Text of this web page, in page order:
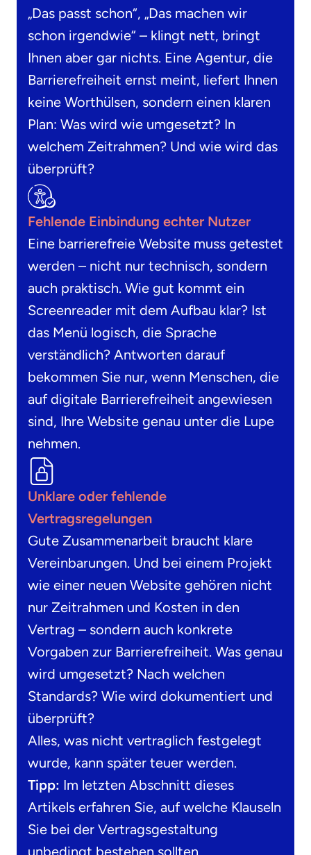
„Das passt schon“, „Das machen wir
schon irgendwie“ – klingt nett, bringt
Ihnen aber gar nichts. Eine Agentur, die
Barrierefreiheit ernst meint, liefert Ihnen
keine Worthülsen, sondern einen klaren
Plan: Was wird wie umgesetzt? In
welchem Zeitrahmen? Und wie wird das
überprüft?
Fehlende Einbindung echter Nutzer
Eine barrierefreie Website muss getestet
werden – nicht nur technisch, sondern
auch praktisch. Wie gut kommt ein
Screenreader mit dem Aufbau klar? Ist
das Menü logisch, die Sprache
verständlich? Antworten darauf
bekommen Sie nur, wenn Menschen, die
auf digitale Barrierefreiheit angewiesen
sind, Ihre Website genau unter die Lupe
nehmen.
Unklare oder fehlende
Vertragsregelungen
Gute Zusammenarbeit braucht klare
Vereinbarungen. Und bei einem Projekt
wie einer neuen Website gehören nicht
nur Zeitrahmen und Kosten in den
Vertrag – sondern auch konkrete
Vorgaben zur Barrierefreiheit. Was genau
wird umgesetzt? Nach welchen
Standards? Wie wird dokumentiert und
überprüft?
Alles, was nicht vertraglich festgelegt
wurde, kann später teuer werden.
Tipp: Im letzten Abschnitt dieses
Artikels erfahren Sie, auf welche Klauseln
Sie bei der Vertragsgestaltung
unbedingt bestehen sollten.